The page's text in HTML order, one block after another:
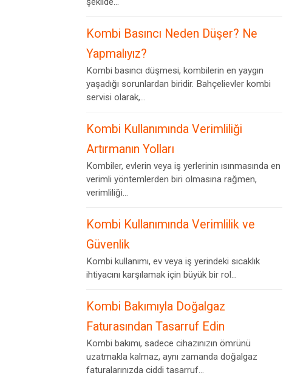
Kombi Basıncı Neden Düşer? Ne
Yapmalıyız?
Kombi basıncı düşmesi, kombilerin en yaygın
yaşadığı sorunlardan biridir. Bahçelievler kombi
servisi olarak,...
Kombi Kullanımında Verimliliği
Artırmanın Yolları
Kombiler, evlerin veya iş yerlerinin ısınmasında en
verimli yöntemlerden biri olmasına rağmen,
verimliliği...
Kombi Kullanımında Verimlilik ve
Güvenlik
Kombi kullanımı, ev veya iş yerindeki sıcaklık
ihtiyacını karşılamak için büyük bir rol...
Kombi Bakımıyla Doğalgaz
Faturasından Tasarruf Edin
Kombi bakımı, sadece cihazınızın ömrünü
uzatmakla kalmaz, aynı zamanda doğalgaz
faturalarınızda ciddi tasarruf...